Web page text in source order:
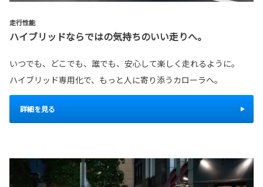
走行性能
ハイブリッドならではの気持ちのいい走りへ。
いつでも、どこでも、誰でも、安心して楽しく走れるように。
ハイブリッド専用化で、もっと人に寄り添うカローラへ。
詳細を見る